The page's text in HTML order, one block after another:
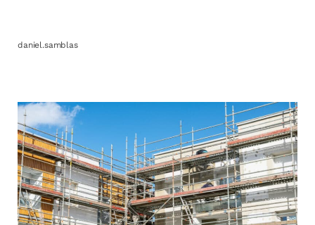
daniel.samblas